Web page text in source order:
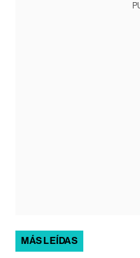
MÁS LEÍDAS